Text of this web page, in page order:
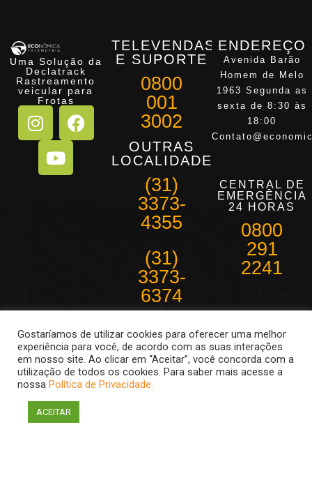
Uma Solução da
Declatrack
Rastreamento
veicular para
Frotas
TELEVENDAS
E SUPORTE
0800
001
3002
OUTRAS
LOCALIDADES
(31)
3373-
4355
(31)
3373-
6374
região
metropolitana
Atendimento de
08:30 as 18hs
ENDEREÇO
Avenida Barão
Homem de Melo
1963 Segunda as
sexta de 8:30 às
18:00
CENTRAL DE
EMERGÊNCIA
24 HORAS
0800
291
2241
Gostaríamos de utilizar cookies para oferecer uma melhor
experiência para você, de acordo com as suas interações
em nosso site. Ao clicar em “Aceitar”, você concorda com a
utilização de todos os cookies. Para saber mais acesse a
nossa Política de Privacidade.
ACEITAR